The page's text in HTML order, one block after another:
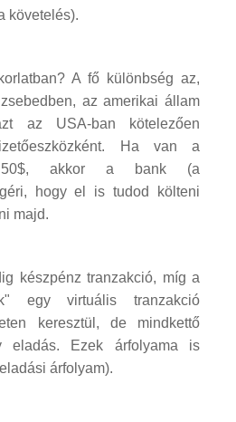
követelés).
A fő különbség az,
az amerikai állam
az USA-ban kötelezően
Ha van a
50$, akkor a bank (a
hogy el is tudod költeni
majd.
készpénz tranzakció, míg a
egy virtuális tranzakció
keresztül, de mindkettő
eladás. Ezek árfolyama is
árfolyam).